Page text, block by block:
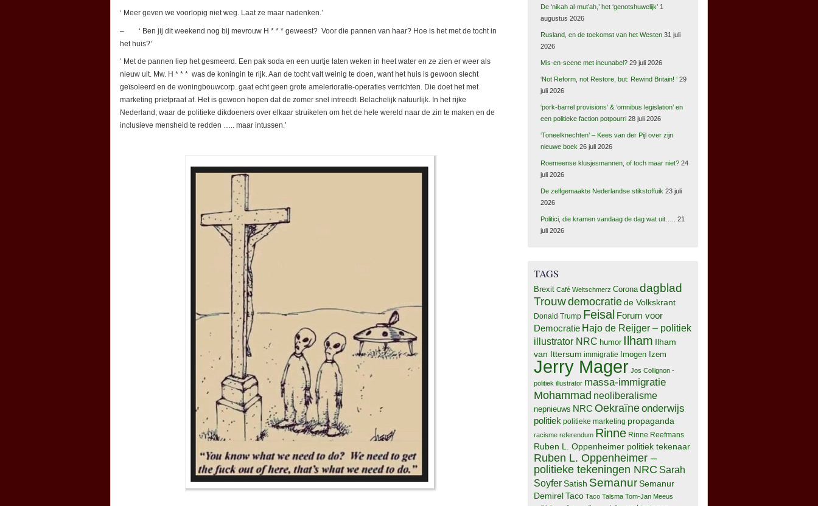
‘ Meer geven we voorlopig niet weg. Laat ze maar nadenken.’
– ‘ Ben jij dit weekend nog bij mevrouw H * * * geweest? Voor die pannen van haar? Hoe is het met de tocht in
het huis?’
‘ Met de pannen liep het gesmeerd. Een pak soda en een uurtje laten weken in heet water en ze zien er weer als
nieuw uit. Mw. H * * * was de koningin te rijk. Aan de tocht valt weinig te doen, want het huis is gewoon slecht
geïsoleerd en de woningbouwcorp. gaat echt geen grote amelerioratie-operaties verrichten. Die doet het met
marketing prietpraat af. Het is gewoon hopen dat de zomer snel intreedt. Belachelijk natuurlijk. In het rijke
Nederland, waar de politieke dikdoeners over elkaar struikelen om het de hele wereld naar de zin te maken en de
inclusieve mensheid te redden ….. maar intussen.’
De ‘nikah al-mut’ah,’ het ‘genotshuwelijk’ 1
augustus 2026
Rusland, en de toekomst van het Westen 31 juli
2026
Mis-en-scene met incunabel? 29 juli 2026
‘Not Reform, not Restore, but: Rewind Britain! ‘ 29
juli 2026
‘pork-barrel provisions’ & ‘omnibus legislation’ en
een politieke faction potpourri 28 juli 2026
‘Toneelknechten’ – Kees van der Pijl over zijn
nieuwe boek 26 juli 2026
Roemeense klusjesmannen, of toch maar niet? 24
juli 2026
De zelfgemaakte Nederlandse stikstoffuik 23 juli
2026
Politici, die kramen vandaag de dag wat uit…..
21
juli 2026
TAGS
Brexit Café Weltschmerz Corona dagblad
Trouwdemocratiede Volkskrant
Donald Trump Feisal Forum voor
Democratie Hajo de Reijger – politiek
illustrator NRC humor Ilham Ilham
van Ittersum immigratie Imogen Izem
Jerry Mager Jos Collignon -
politiek illustrator massa-immigratie
Mohammad neoliberalisme
nepnieuws NRC Oekraïneonderwijs
politiek politieke marketing propaganda
racisme referendum Rinne Rinne Reefmans
Ruben L. Oppenheimer politiek tekenaar
Ruben L. Oppenheimer –
politieke tekeningen NRC Sarah
Soyfer Satish SemanurSemanur
DemirelTaco Taco Talsma Tom-Jan Meeus